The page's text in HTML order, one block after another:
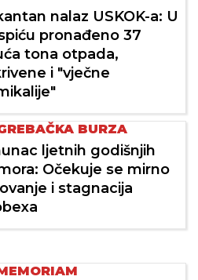
nalaz USKOK-a: U
pronađeno 37
tona otpada,
i "vječne
BURZA
ljetnih godišnjih
Očekuje se mirno
i stagnacija